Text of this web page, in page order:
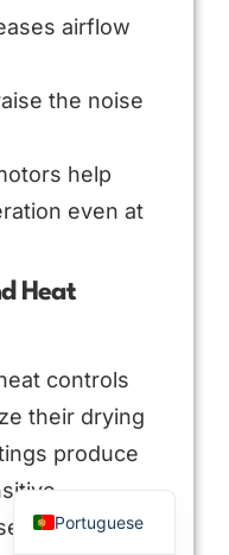
airflow
the noise
help
even at
Heat
controls
their drying
produce
offer
Portuguese
French
Spanish